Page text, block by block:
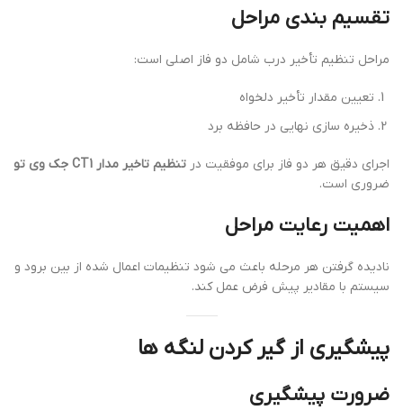
تقسیم بندی مراحل
مراحل تنظیم تأخیر درب شامل دو فاز اصلی است:
تعیین مقدار تأخیر دلخواه
ذخیره سازی نهایی در حافظه برد
اجرای دقیق هر دو فاز برای موفقیت در تنظیم تاخیر مدار CT1 جک وی تو
ضروری است.
اهمیت رعایت مراحل
نادیده گرفتن هر مرحله باعث می شود تنظیمات اعمال شده از بین برود و
سیستم با مقادیر پیش فرض عمل کند.
پیشگیری از گیر کردن لنگه ها
ضرورت پیشگیری